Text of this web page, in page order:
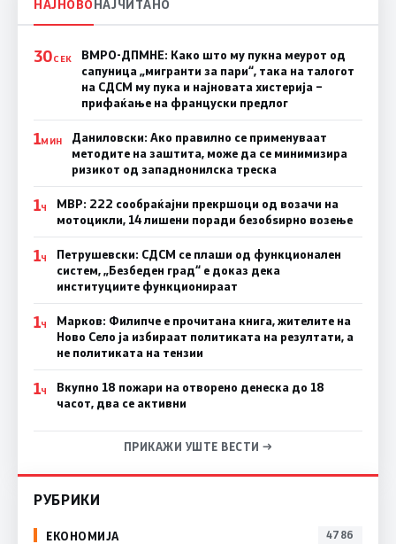
НАЈНОВОНАЈЧИТАНО
30СЕК
ВМРО-ДПМНЕ: Како што му пукна меурот од
сапуница „мигранти за пари“, така на талогот
на СДСМ му пука и најновата хистерија –
прифаќање на француски предлог
1МИН
Даниловски: Ако правилно се применуваат
методите на заштита, може да се минимизира
ризикот од западнонилска треска
1Ч
МВР: 222 сообраќајни прекршоци од возачи на
мотоцикли, 14 лишени поради безобѕирно возење
1Ч
Петрушевски: СДСМ се плаши од функционален
систем, „Безбеден град“ е доказ дека
институциите функционираат
1Ч
Марков: Филипче е прочитана книга, жителите на
Ново Село ја избираат политиката на резултати, а
не политиката на тензии
1Ч
Вкупно 18 пожари на отворено денеска до 18
часот, два се активни
ПРИКАЖИ УШТЕ ВЕСТИ →
РУБРИКИ
ЕКОНОМИЈА 4786